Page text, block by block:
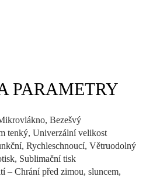
PARAMETRY
Bezešvý
tenký, Univerzální velikost
Rychleschnoucí, Větruodolný
Sublimační tisk
– Chrání před zimou, sluncem,